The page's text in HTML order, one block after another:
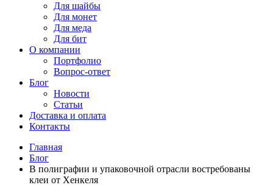
Для шайбы
Для монет
Для меда
Для бит
О компании
Портфолио
Вопрос-ответ
Блог
Новости
Статьи
Доставка и оплата
Контакты
Главная
Блог
В полиграфии и упаковочной отрасли востребованы
клеи от Хенкеля